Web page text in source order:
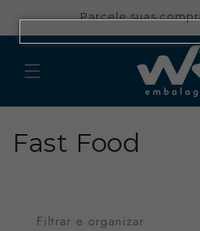
para o
conteúdo
Parcele suas
C
Fast Food
Filtrar e organizar